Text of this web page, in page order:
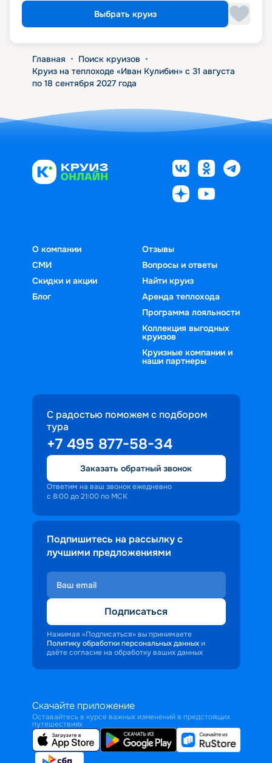
Выбрать круиз
Главная • Поиск круизов •
Круиз на теплоходе «Иван Кулибин» с 31 августа
по 18 сентября 2027 года
О компании
СМИ
Скидки и акции
Блог
Отзывы
Вопросы и ответы
Найти круиз
Аренда теплохода
Программа лояльности
Коллекция выгодных
круизов
Круизные компании и
наши партнеры
С радостью поможем с подбором
тура
+7 495 877-58-34
Заказать обратный звонок
Ответим на ваш звонок ежедневно
с 8:00 до 21:00 по МСК
Подпишитесь на рассылку с
лучшими предложениями
Подписаться
Нажимая «Подписаться» вы принимаете
Политику обработки персональных данных и
даёте согласие на обработку ваших данных
Скачайте приложение
Оставайтесь в курсе важных изменений в предстоящих
путешествиях